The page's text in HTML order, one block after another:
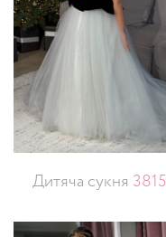
Дитяча сукня